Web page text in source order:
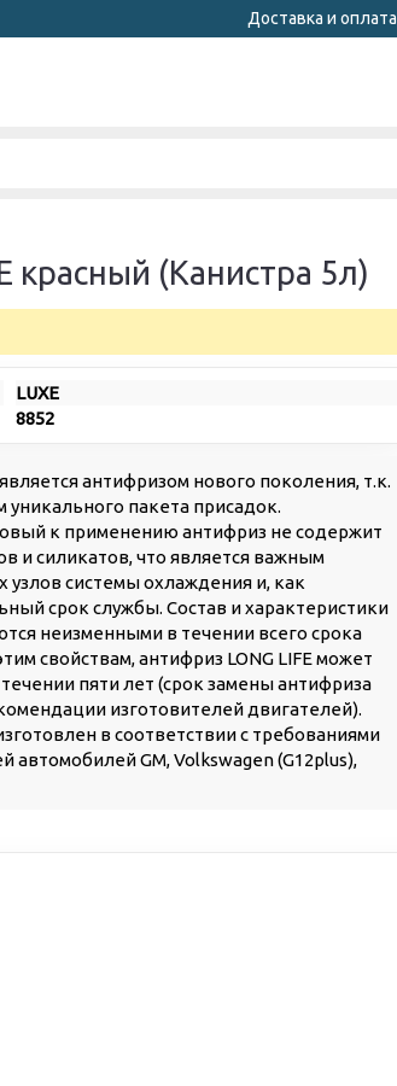
Доставка и оплата
красный (Канистра 5л)
LUXE
8852
антифризом нового поколения, т.к.
пакета присадок.
к применению антифриз не содержит
и силикатов, что является важным
узлов системы охлаждения и, как
срок службы. Состав и характеристики
неизменными в течении всего срока
свойствам, антифриз LONG LIFE может
пяти лет (срок замены антифриза
изготовителей двигателей).
в соответствии с требованиями
автомобилей GM, Volkswagen (G12plus),